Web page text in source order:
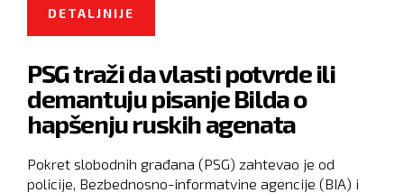
DETALJNIJE
PSG traži da vlasti potvrde ili
demantuju pisanje Bilda o
hapšenju ruskih agenata
Pokret slobodnih građana (PSG) zahtevao je od
policije, Bezbednosno-informatvine agencije (BIA) i